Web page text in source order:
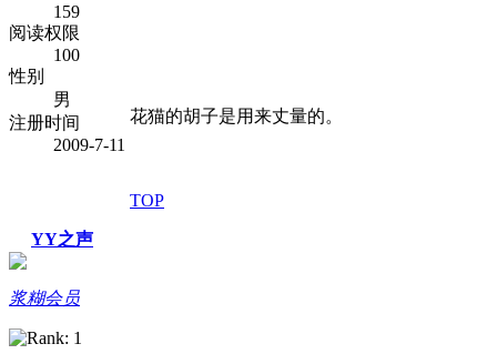
159
阅读权限
100
性别
男
注册时间
2009-7-11
花猫的胡子是用来丈量的。
TOP
YY之声
浆糊会员